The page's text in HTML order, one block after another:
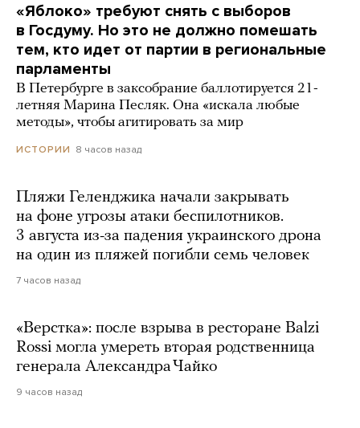
«Яблоко» требуют снять с выборов
в Госдуму. Но это не должно помешать
тем, кто идет от партии в региональные
парламенты
В Петербурге в заксобрание баллотируется 21-
летняя Марина Песляк. Она «искала любые
методы», чтобы агитировать за мир
ИСТОРИИ 8 часов назад
Пляжи Геленджика начали закрывать
на фоне угрозы атаки беспилотников.
3 августа из-за падения украинского дрона
на один из пляжей погибли семь человек
7 часов назад
«Верстка»: после взрыва в ресторане Balzi
Rossi могла умереть вторая родственница
генерала Александра Чайко
9 часов назад